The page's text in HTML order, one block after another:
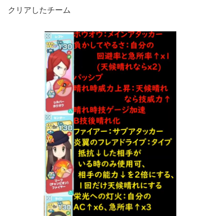
クリアしたチーム